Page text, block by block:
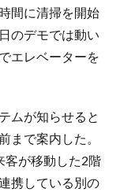
間に清掃を開始
のデモでは動い
エレベーターを
ムが知らせると
まで案内した。
客が移動した2階
携している別の